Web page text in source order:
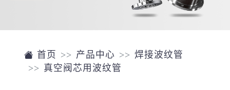
焊接波纹管
磁流体
阀门
单晶硅片
新闻中心
首页 产品中心
焊接波纹管
真空阀芯用波纹管